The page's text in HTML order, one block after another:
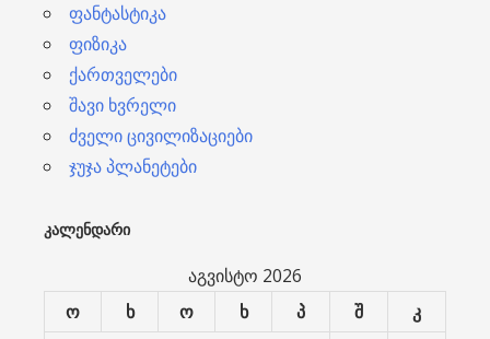
ფანტასტიკა
ფიზიკა
ქართველები
შავი ხვრელი
ძველი ცივილიზაციები
ჯუჯა პლანეტები
ᲙᲐᲚᲔᲜᲓᲐᲠᲘ
აგვისტო 2026
ო
ხ ო ხ პ შ კ